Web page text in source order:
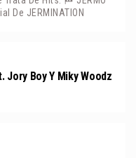
De JERMINATION
Jory Boy Y Miky Woodz